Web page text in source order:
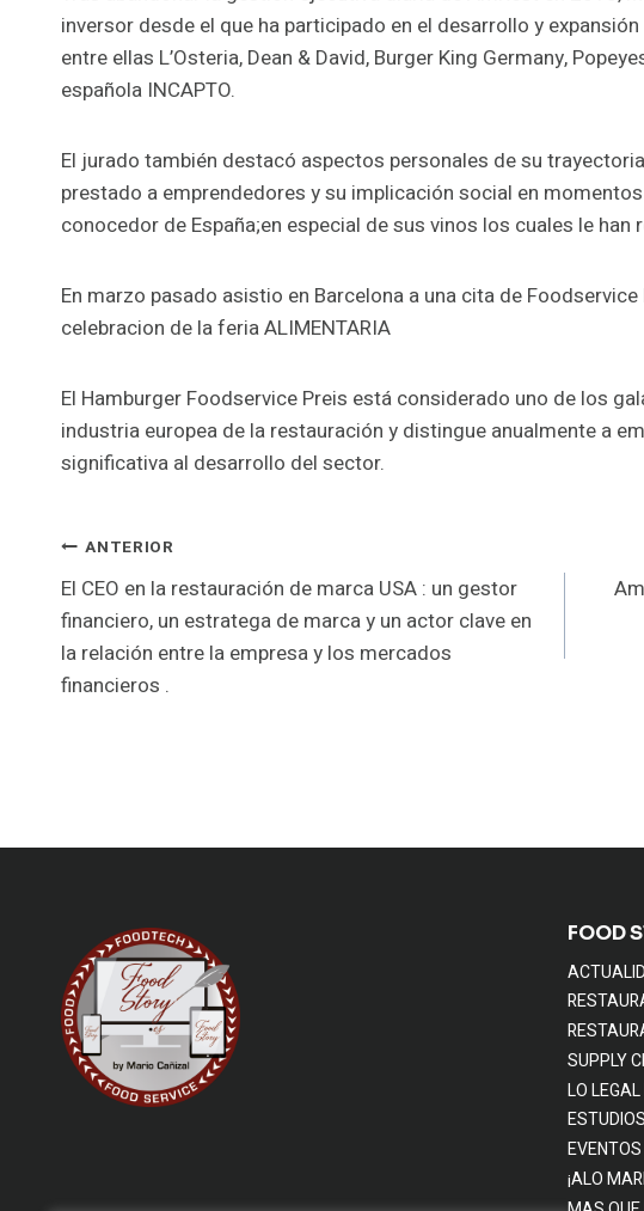
inversor desde el que ha participado en el desarrollo y
entre ellas L’Osteria, Dean & David, Burger King Germany,
española INCAPTO.
El jurado también destacó aspectos personales de su
prestado a emprendedores y su implicación social en
conocedor de España;en especial de sus vinos los cuales le
En marzo pasado asistio en Barcelona a una cita de
celebracion de la feria ALIMENTARIA
El Hamburger Foodservice Preis está considerado uno de los
industria europea de la restauración y distingue anualmente a
significativa al desarrollo del sector.
Navegación
de
entradas
ANTERIOR
El CEO en la restauración de marca USA : un gestor
financiero, un estratega de marca y un actor clave en
la relación entre la empresa y los mercados
financieros .
FOOD
SUPPLY
LO
EVENTOS
¡ALO